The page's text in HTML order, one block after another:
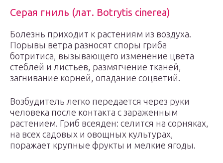
Серая гниль (лат. Botrytis cinerea)
Болезнь приходит к растениям из воздуха.
Порывы ветра разносят споры гриба
ботритиса, вызывающего изменение цвета
стеблей и листьев, размягчение тканей,
загнивание корней, опадание соцветий.
Возбудитель легко передается через руки
человека после контакта с зараженным
растением. Гриб всеяден: селится на сорняках,
на всех садовых и овощных культурах,
поражает крупные фрукты и мелкие ягоды.